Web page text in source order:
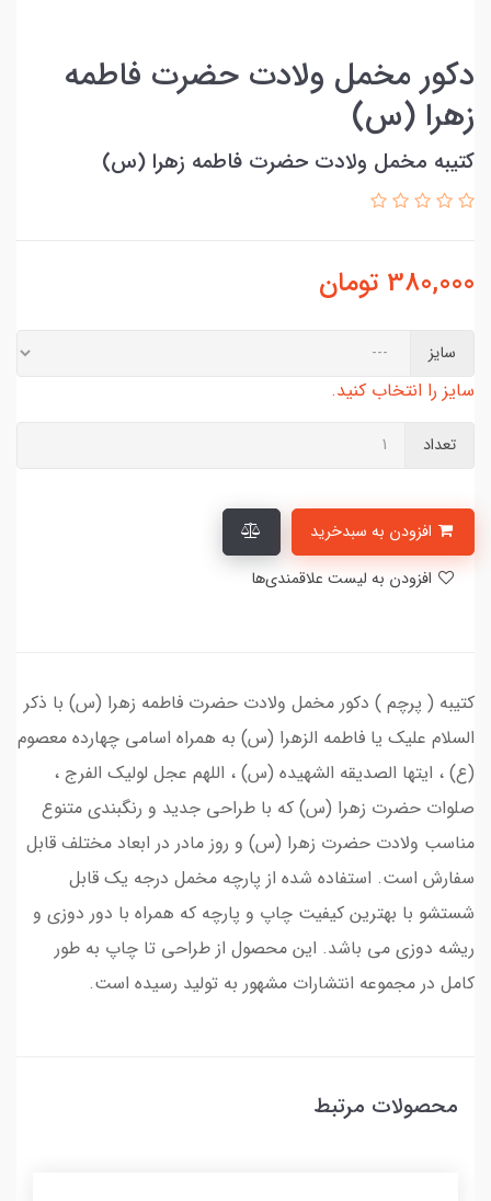
دکور مخمل ولادت حضرت فاطمه
زهرا (س)
کتیبه مخمل ولادت حضرت فاطمه زهرا (س)
380,000 تومان
سایز
سایز را انتخاب کنید.
تعداد
کتیبه ( پرچم ) دکور مخمل ولادت حضرت فاطمه زهرا (س) با ذکر
السلام علیک یا فاطمه الزهرا (س) به همراه اسامی چهارده معصوم
(ع) ، ایتها الصدیقه الشهیده (س) ، اللهم عجل لولیک الفرج ،
صلوات حضرت زهرا (س) که با طراحی جدید و رنگبندی متنوع
مناسب ولادت حضرت زهرا (س) و روز مادر در ابعاد مختلف قابل
سفارش است. استفاده شده از پارچه مخمل درجه یک قابل
شستشو با بهترین کیفیت چاپ و پارچه که همراه با دور دوزی و
ریشه دوزی می باشد. این محصول از طراحی تا چاپ به طور
کامل در مجموعه انتشارات مشهور به تولید رسیده است.
محصولات مرتبط